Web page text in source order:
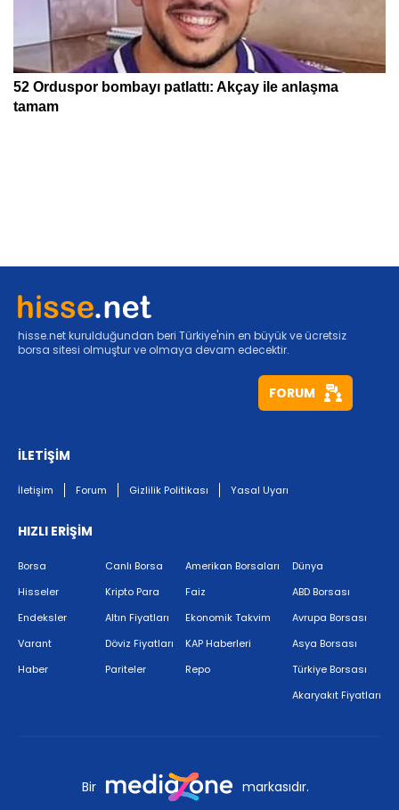
hisse.net kurulduğundan beri Türkiye'nin en büyük ve ücretsiz
borsa sitesi olmuştur ve olmaya devam edecektir.
FORUM
İLETİŞİM
İletişim Forum Gizlilik Politikası Yasal Uyarı
HIZLI ERİŞİM
Borsa
Hisseler
Endeksler
Varant
Haber
Canlı Borsa
Kripto Para
Altın Fiyatları
Döviz Fiyatları
Pariteler
Amerikan Borsaları
Faiz
Ekonomik Takvim
KAP Haberleri
Repo
Dünya
ABD Borsası
Avrupa Borsası
Asya Borsası
Türkiye Borsası
Akaryakıt Fiyatları
Bir markasıdır.